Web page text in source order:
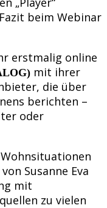
beim Webinar
erstmalig online
mit ihrer
die über
berichten –
oder
Susanne Eva
mit
zu vielen